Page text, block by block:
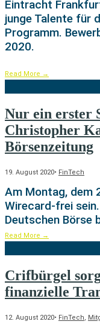
Eintracht
junge Talente für
Programm.
2020.
Read More →
Nur ein erster
Christopher
Börsenzeitung
19. August 2020• FinTech
Am Montag, dem
Wirecard-frei
Deutschen Börse
Read More →
Crifbürgel
finanzielle
12. August 2020• FinTech